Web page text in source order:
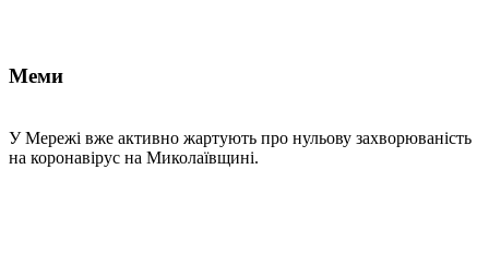
Меми
У Мережі вже активно жартують про нульову захворюваність
на коронавірус на Миколаївщині.